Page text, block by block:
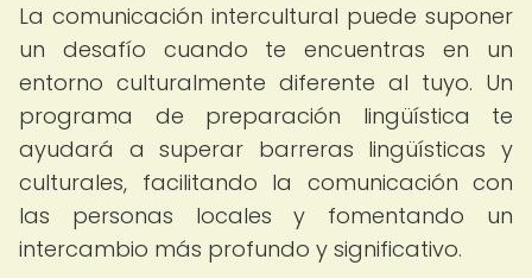
La comunicación intercultural puede suponer
un desafío cuando te encuentras en un
entorno culturalmente diferente al tuyo. Un
programa de preparación lingüística te
ayudará a superar barreras lingüísticas y
culturales, facilitando la comunicación con
las personas locales y fomentando un
intercambio más profundo y significativo.